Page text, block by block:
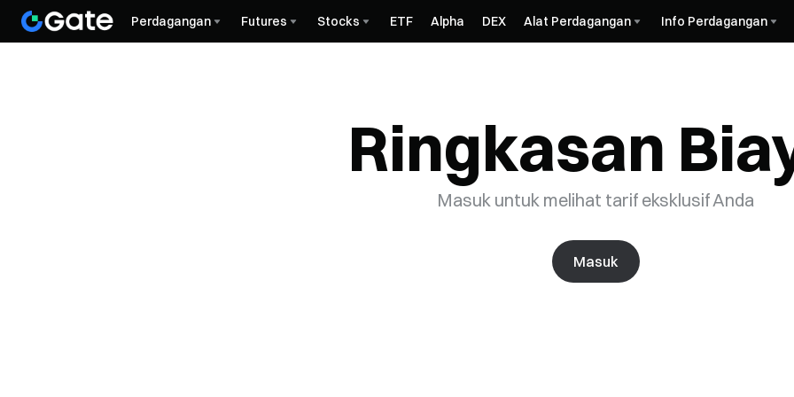
Perdagangan Futures Stocks ETF Alpha DEX Alat Perdagangan Info Perdagangan
Ringkasan
Masuk untuk melihat tarif eksklusif Anda
Masuk